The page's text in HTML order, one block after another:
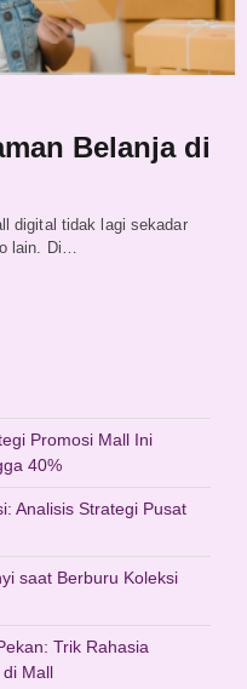
Belanja di
digital tidak lagi sekadar
lain. Di…
Promosi Mall Ini
40%
Analisis Strategi Pusat
saat Berburu Koleksi
Trik Rahasia
Mall